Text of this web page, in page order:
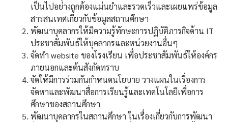
เป็นไปอย่างถูกต้องแม่นยำและรวดเร็วและเผยแพร่ข้อมูล
สารสนเทศเกี่ยวกับข้อมูลสถานศึกษา
พัฒนาบุคลากรให้มีความรู้ทักษะการปฏิบัติภารกิจด้าน IT
ประชาสัมพันธ์ให้บุคลากรและหน่วยงานอื่นๆ
จัดทำ website ของโรงเรียน เพื่อประชาสัมพันธ์ให้องค์กร
ภายนอกและต้นสังกัดทราบ
จัดให้มีการร่วมกันกำหนดนโยบาย วางแผนในเรื่องการ
จัดหาและพัฒนาสื่อการเรียนรู้และเทคโนโลยีเพื่อการ
ศึกษาของสถานศึกษา
พัฒนาบุคลากรในสถานศึกษา ในเรื่องเกี่ยวกับการพัฒนา